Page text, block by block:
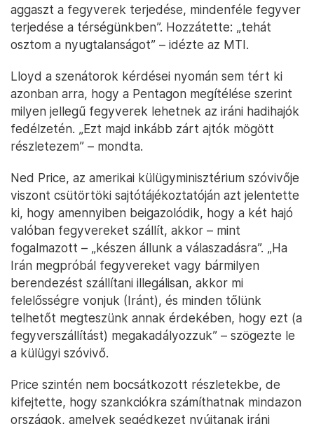
aggaszt a fegyverek terjedése, mindenféle fegyver
terjedése a térségünkben”. Hozzátette: „tehát
osztom a nyugtalanságot” – idézte az MTI.
Lloyd a szenátorok kérdései nyomán sem tért ki
azonban arra, hogy a Pentagon megítélése szerint
milyen jellegű fegyverek lehetnek az iráni hadihajók
fedélzetén. „Ezt majd inkább zárt ajtók mögött
részletezem” – mondta.
Ned Price, az amerikai külügyminisztérium szóvivője
viszont csütörtöki sajtótájékoztatóján azt jelentette
ki, hogy amennyiben beigazolódik, hogy a két hajó
valóban fegyvereket szállít, akkor – mint
fogalmazott – „készen állunk a válaszadásra”. „Ha
Irán megpróbál fegyvereket vagy bármilyen
berendezést szállítani illegálisan, akkor mi
felelősségre vonjuk (Iránt), és minden tőlünk
telhetőt megteszünk annak érdekében, hogy ezt (a
fegyverszállítást) megakadályozzuk” – szögezte le
a külügyi szóvivő.
Price szintén nem bocsátkozott részletekbe, de
kifejtette, hogy szankciókra számíthatnak mindazon
országok, amelyek segédkezet nyújtanak iráni